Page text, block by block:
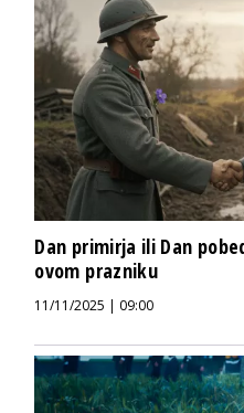
Dan primirja ili Dan
ovom prazniku
11/11/2025 | 09:00